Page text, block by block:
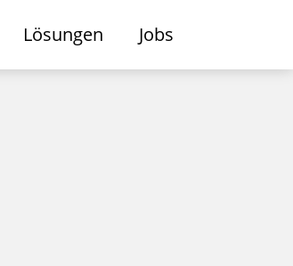
Lösungen Jobs